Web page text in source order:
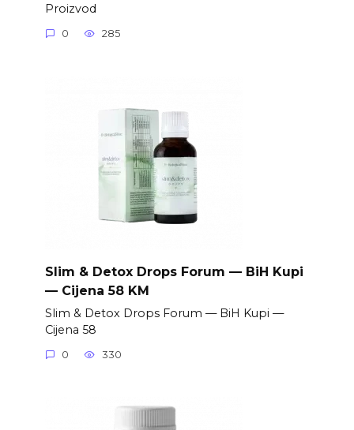
Proizvod
0 285
Slim & Detox Drops Forum — BiH Kupi
— Cijena 58 KM
Slim & Detox Drops Forum — BiH Kupi —
Cijena 58
0 330